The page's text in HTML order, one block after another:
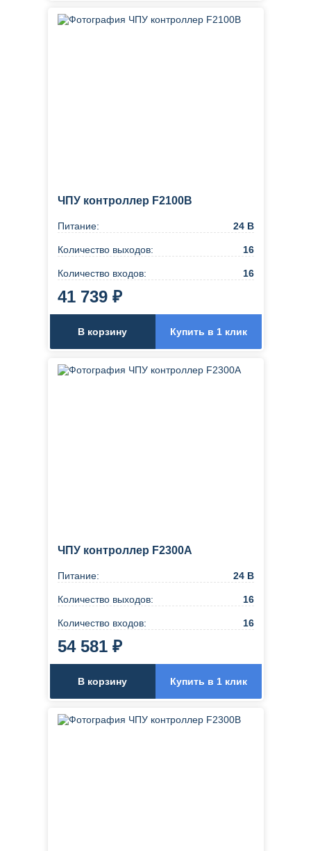
ЧПУ контроллер F2100B
Питание: 24 В
Количество выходов: 16
Количество входов: 16
41 739 ₽
В корзину Купить в 1 клик
ЧПУ контроллер F2300A
Питание: 24 В
Количество выходов: 16
Количество входов: 16
54 581 ₽
В корзину Купить в 1 клик